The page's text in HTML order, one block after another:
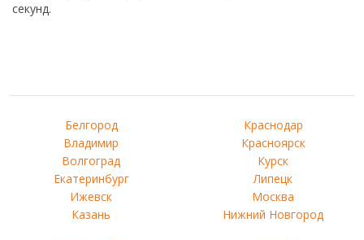
секунд.
Белгород
Владимир
Волгоград
Екатеринбург
Ижевск
Казань
Краснодар
Красноярск
Курск
Липецк
Москва
Нижний Новгород